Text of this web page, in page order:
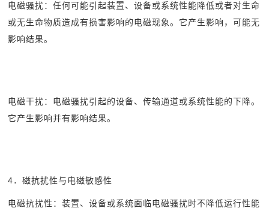
电磁骚扰：任何可能引起装置、设备或系统性能降低或者对生命
或无生命物质造成有损害影响的电磁现象。它产生影响，可能无
影响结果。
电磁干扰：电磁骚扰引起的设备、传输通道或系统性能的下降。
它产生影响并有影响结果。
4．磁抗扰性与电磁敏感性
电磁抗扰性：装置、设备或系统面临电磁骚扰时不降低运行性能